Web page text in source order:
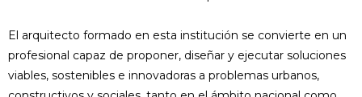
El arquitecto formado en esta institución se convierte en un
profesional capaz de proponer, diseñar y ejecutar soluciones
viables, sostenibles e innovadoras a problemas urbanos,